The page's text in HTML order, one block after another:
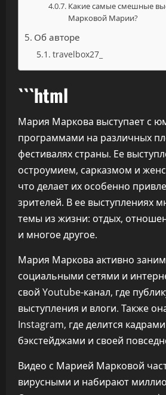
Какие самые смешные
Марковой Марии?
Об авторе
travelbox27_
```html
Мария Маркова выступает с
программами на различных
фестивалях страны. Ее
остроумием, сарказмом и
что делает их особенно
зрителей. В ее выступлениях
темы из жизни: отдых,
и многое другое.
Мария Маркова активно
социальными сетями и
свой Youtube-канал, где
выступления и влоги. Также
Instagram, где делится
бэкстейджами и своей
Видео с Марией Марковой
вирусными и набирают